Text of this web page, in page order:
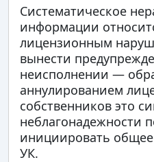
Систематическое
информации
лицензионным
вынести
неисполнении —
аннулированием
собственников это
неблагонадежности
инициировать
УК.